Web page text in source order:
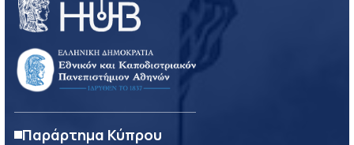
Παράρτημα Κύπρου